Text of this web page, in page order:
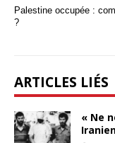
Palestine occupée :
?
ARTICLES LIÉS
« Ne